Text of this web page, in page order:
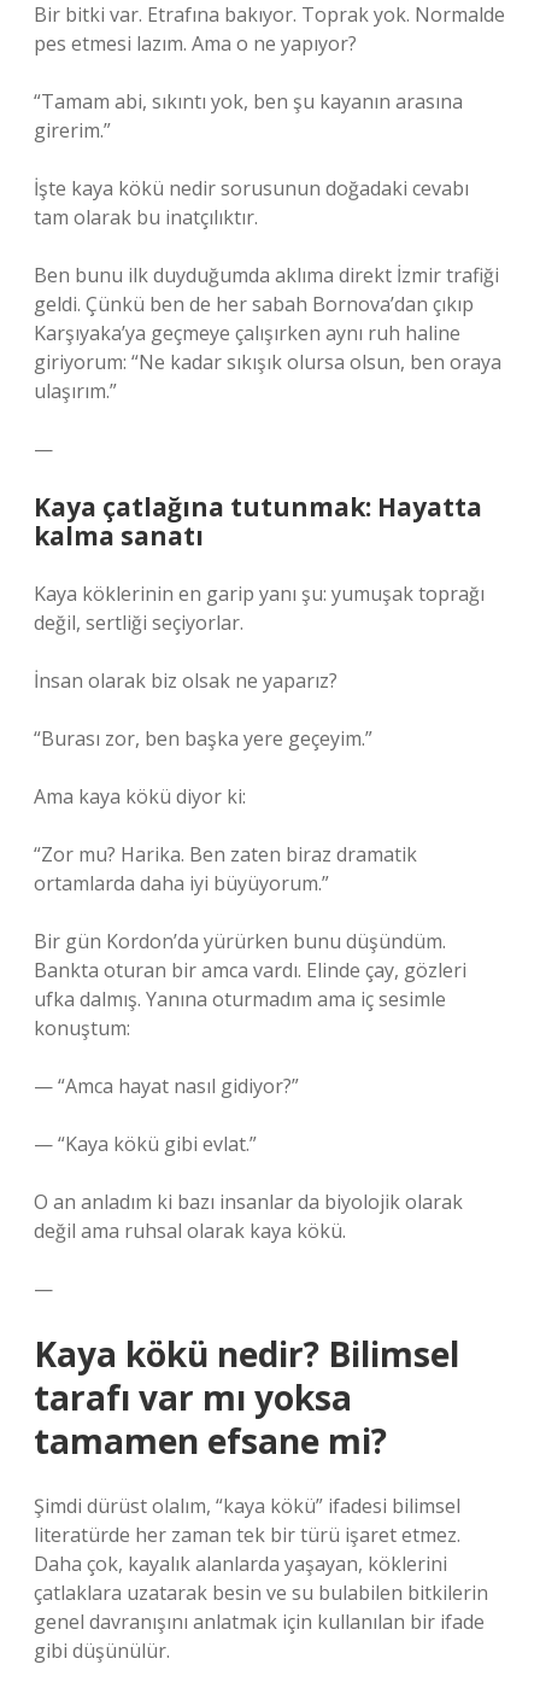
Bir bitki var. Etrafına bakıyor. Toprak yok. Normalde
pes etmesi lazım. Ama o ne yapıyor?
“Tamam abi, sıkıntı yok, ben şu kayanın arasına
girerim.”
İşte kaya kökü nedir sorusunun doğadaki cevabı
tam olarak bu inatçılıktır.
Ben bunu ilk duyduğumda aklıma direkt İzmir trafiği
geldi. Çünkü ben de her sabah Bornova’dan çıkıp
Karşıyaka’ya geçmeye çalışırken aynı ruh haline
giriyorum: “Ne kadar sıkışık olursa olsun, ben oraya
ulaşırım.”
—
Kaya çatlağına tutunmak: Hayatta
kalma sanatı
Kaya köklerinin en garip yanı şu: yumuşak toprağı
değil, sertliği seçiyorlar.
İnsan olarak biz olsak ne yaparız?
“Burası zor, ben başka yere geçeyim.”
Ama kaya kökü diyor ki:
“Zor mu? Harika. Ben zaten biraz dramatik
ortamlarda daha iyi büyüyorum.”
Bir gün Kordon’da yürürken bunu düşündüm.
Bankta oturan bir amca vardı. Elinde çay, gözleri
ufka dalmış. Yanına oturmadım ama iç sesimle
konuştum:
— “Amca hayat nasıl gidiyor?”
— “Kaya kökü gibi evlat.”
O an anladım ki bazı insanlar da biyolojik olarak
değil ama ruhsal olarak kaya kökü.
—
Kaya kökü nedir? Bilimsel
tarafı var mı yoksa
tamamen efsane mi?
Şimdi dürüst olalım, “kaya kökü” ifadesi bilimsel
literatürde her zaman tek bir türü işaret etmez.
Daha çok, kayalık alanlarda yaşayan, köklerini
çatlaklara uzatarak besin ve su bulabilen bitkilerin
genel davranışını anlatmak için kullanılan bir ifade
gibi düşünülür.